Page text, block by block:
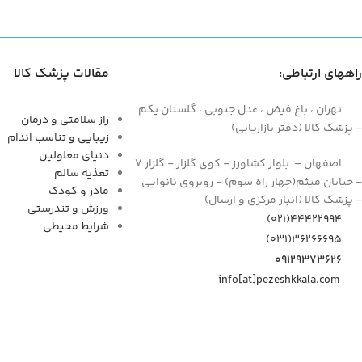
مقالات پزشک کالا
راز سلامتی و درمان
زیبایی و تناسب اندام
دنیای معلولین
تغذیه سالم
مادر و کودک
ورزش و تندرستی
شرایط محیطی
راههای ارتباطی:
تهران ، باغ فیض ، عدل جنوبی ، گلستان یکم
- پزشک کالا (دفتر بازاریابی)
اصفهان – بلوار کشاورز - کوی گلزار - گلزار 7
- خیابان میثم(چهار راه سوم) - روبروی نانوایی
- پزشک کالا (انبار مرکزی و ارسال)
44422994(021)
۳۶۲۶۶۶۹۵(۰۳۱)
۰۹۱۲۹۳۷۳۶۲۶
info[at]pezeshkkala.com